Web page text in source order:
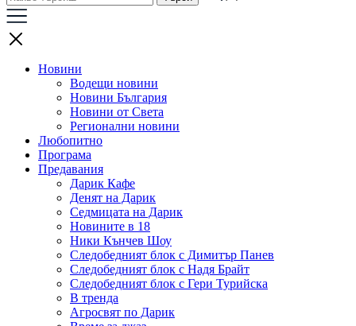
Новини
Водещи новини
Новини България
Новини от Света
Регионални новини
Любопитно
Програма
Предавания
Дарик Кафе
Денят на Дарик
Седмицата на Дарик
Новините в 18
Ники Кънчев Шоу
Следобедният блок с Димитър Панев
Следобедният блок с Надя Брайт
Следобедният блок с Гери Турийска
В тренда
Агросвят по Дарик